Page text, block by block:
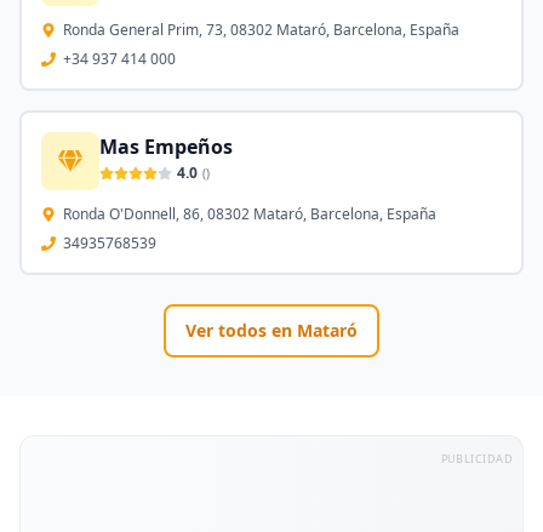
Ronda General Prim, 73, 08302 Mataró, Barcelona, España
+34 937 414 000
Mas Empeños
4.0 ()
Ronda O'Donnell, 86, 08302 Mataró, Barcelona, España
34935768539
Ver todos en Mataró
PUBLICIDAD